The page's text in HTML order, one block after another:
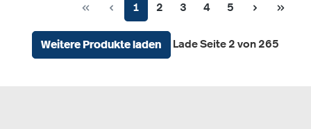
Seite
1 Seite
2 Seite
3 Seite
4 Seite
5
Weitere Produkte laden Lade Seite 2 von 265